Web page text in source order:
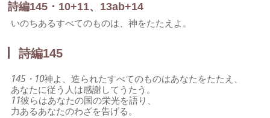
詩編145・10+11、13ab+14
いのちあるすべてのものは、神をたたえよ。
詩編145
145・10神よ、造られたすべてのものはあなたをたたえ、
あなたに従う人は感謝してうたう。
11彼らはあなたの国の栄光を語り、
力あるあなたのわざを告げる。